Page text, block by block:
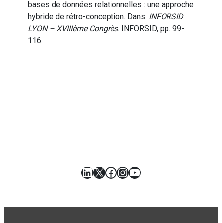
bases de données relationnelles : une approche
hybride de rétro-conception. Dans: INFORSID
LYON – XVIIIème Congrès. INFORSID, pp. 99-
116.
LinkedIn
X Facebook
Instagram
YouTube